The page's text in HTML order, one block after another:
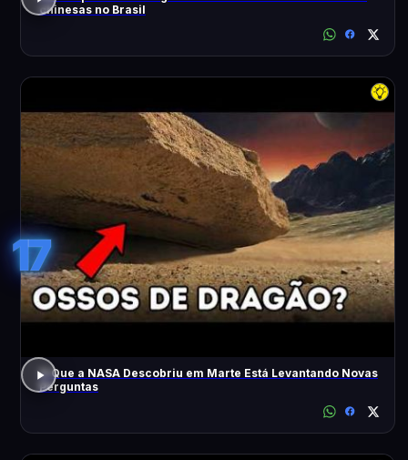
chinesas no Brasil
17
O Que a NASA Descobriu em Marte Está Levantando Novas
Perguntas